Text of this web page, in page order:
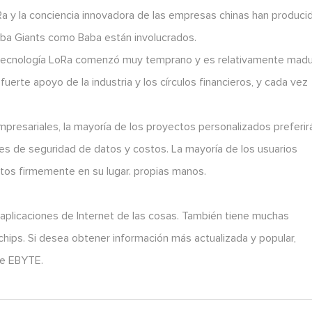
y la conciencia innovadora de las empresas chinas han
Giants como Baba están involucrados.
LoRa comenzó muy temprano y es relativamente
apoyo de la industria y los círculos financieros, y cada vez
la mayoría de los proyectos personalizados
de seguridad de datos y costos. La mayoría de los usuarios
firmemente en su lugar. propias manos.
de Internet de las cosas. También tiene muchas
Si desea obtener información más actualizada y popular,
EBYTE.